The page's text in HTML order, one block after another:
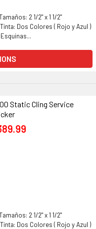
2 1/2" x 1 1/2"
Dos Colores ( Rojo y Azul )
Static Cling Service
2 1/2" x 1 1/2"
Dos Colores ( Rojo y Azul )